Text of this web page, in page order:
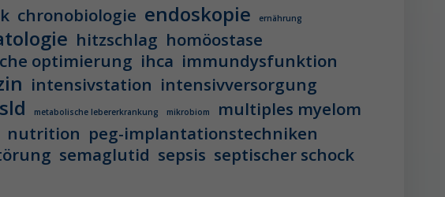
chronobiologie endoskopie ernährung
hitzschlag homöostase
optimierung ihca immundysfunktion
intensivstation intensivversorgung
metabolische lebererkrankung mikrobiom
multiples myelom
nutrition peg-implantationstechniken
semaglutid sepsis septischer schock